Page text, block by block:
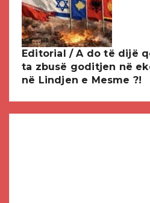
Editorial / A do të dijë
ta zbusë goditjen në
në Lindjen e Mesme ?!